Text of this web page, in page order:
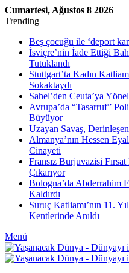
Cumartesi, Ağustos 8 2026
Trending
Beş çocuğu ile ‘deport
İsviçre’nin İade Ettiği
Tutuklandı
Stuttgart’ta Kadın
Sokaktaydı
Sahel’den Ceuta’ya
Avrupa’da “Tasarruf”
Büyüyor
Uzayan Savaş,
Almanya’nın Hessen
Cinayeti
Fransız Burjuvazisi
Çıkarıyor
Bologna’da Abderrahim
Kaldırdı
Suruç Katliamı’nın 11.
Kentlerinde Anıldı
Menü